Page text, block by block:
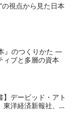
の視点から見た日本
』のつくりかた —
ィブと多層の資本
デービッド・アト
洋経済新報社、